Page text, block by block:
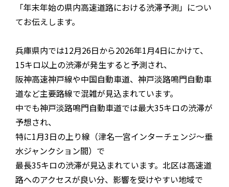
「年末年始の県内高速道路における渋滞予測」につい
てお伝えします。
兵庫県内では12月26日から2026年1月4日にかけて、
15キロ以上の渋滞が発生すると予測され、
阪神高速神戸線や中国自動車道、神戸淡路鳴門自動車
道など主要路線で混雑が見込まれています。
中でも神戸淡路鳴門自動車道では最大35キロの渋滞が
予想され、
特に1月3日の上り線（津名一宮インターチェンジ～垂
水ジャンクション間）で
最長35キロの渋滞が見込まれています。北区は高速道
路へのアクセスが良い分、影響を受けやすい地域で